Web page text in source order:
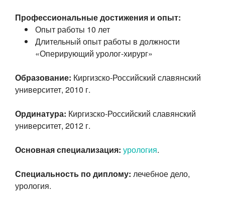
Профессиональные достижения и опыт:
Опыт работы 10 лет
Длительный опыт работы в должности
«Оперирующий уролог-хирург»
Образование: Киргизско-Российский славянский
университет, 2010 г.
Ординатура: Киргизско-Российский славянский
университет, 2012 г.
Основная специализация: урология.
Специальность по диплому: лечебное дело,
урология.